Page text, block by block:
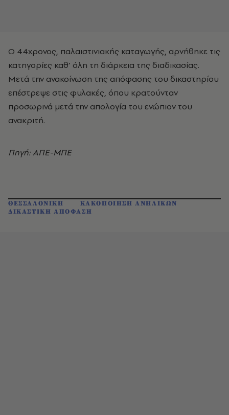
Ο 44χρονος, παλαιστινιακής καταγωγής, αρνήθηκε τις
κατηγορίες καθ’ όλη τη διάρκεια της διαδικασίας.
Μετά την ανακοίνωση της απόφασης του δικαστηρίου
επέστρεψε στις φυλακές, όπου κρατούνταν
προσωρινά μετά την απολογία του ενώπιον του
ανακριτή.
Πηγή: ΑΠΕ-ΜΠΕ
ΘΕΣΣΑΛΟΝΙΚΗ
ΚΑΚΟΠΟΙΗΣΗ ΑΝΗΛΙΚΩΝ
ΔΙΚΑΣΤΙΚΗ ΑΠΟΦΑΣΗ